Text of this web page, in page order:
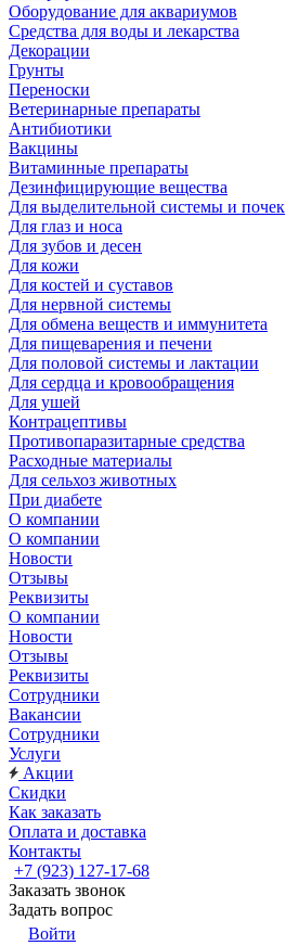
Оборудование для аквариумов
Средства для воды и лекарства
Декорации
Грунты
Переноски
Ветеринарные препараты
Антибиотики
Вакцины
Витаминные препараты
Дезинфицирующие вещества
Для выделительной системы и почек
Для глаз и носа
Для зубов и десен
Для кожи
Для костей и суставов
Для нервной системы
Для обмена веществ и иммунитета
Для пищеварения и печени
Для половой системы и лактации
Для сердца и кровообращения
Для ушей
Контрацептивы
Противопаразитарные средства
Расходные материалы
Для сельхоз животных
При диабете
О компании
О компании
Новости
Отзывы
Реквизиты
О компании
Новости
Отзывы
Реквизиты
Сотрудники
Вакансии
Сотрудники
Услуги
Акции
Скидки
Как заказать
Оплата и доставка
Контакты
+7 (923) 127-17-68
Заказать звонок
Задать вопрос
Войти